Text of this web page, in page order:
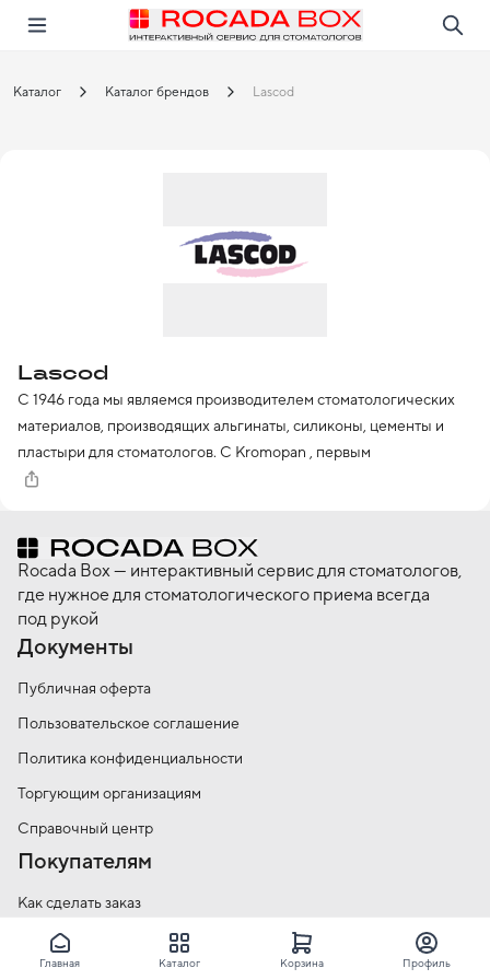
Открыть в приложении!
Каталог Каталог брендов Lascod
Lascod
С 1946 года мы являемся производителем стоматологических
материалов, производящих альгинаты, силиконы, цементы и
пластыри для стоматологов. С Kromopan , первым
хроматическим альгинатом, Lascod произвела революцию в
историю, чтобы узнать обо всех шагах, которые привели нас к
тому, чтобы стать одной из самых важных стоматологических
компаний в мире.
Rocada Box — интерактивный сервис для стоматологов,
где нужное для стоматологического приема всегда
под рукой
Документы
Публичная оферта
Пользовательское соглашение
Политика конфиденциальности
Торгующим организациям
Справочный центр
Покупателям
Как сделать заказ
Условия оплаты
Условия доставки
Главная Каталог Корзина Профиль